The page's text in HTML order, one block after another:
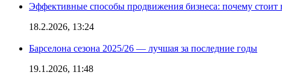
Эффективные способы продвижения бизнеса: почему
18.2.2026, 13:24
Барселона сезона 2025/26 — лучшая за последние годы
19.1.2026, 11:48